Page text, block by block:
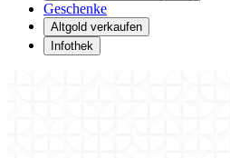
Geschenke
Altgold verkaufen
Infothek